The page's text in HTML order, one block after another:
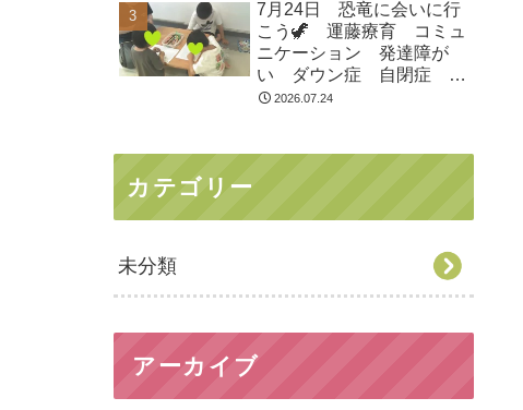
市 つくばみらい市 坂東
市 守谷市
7月24日 恐竜に会いに行
こう🦖 運藤療育 コミュ
ニケーション 発達障が
い ダウン症 自閉症
ASD ADHD 児童発達支
2026.07.24
カテゴリー
未分類
アーカイブ